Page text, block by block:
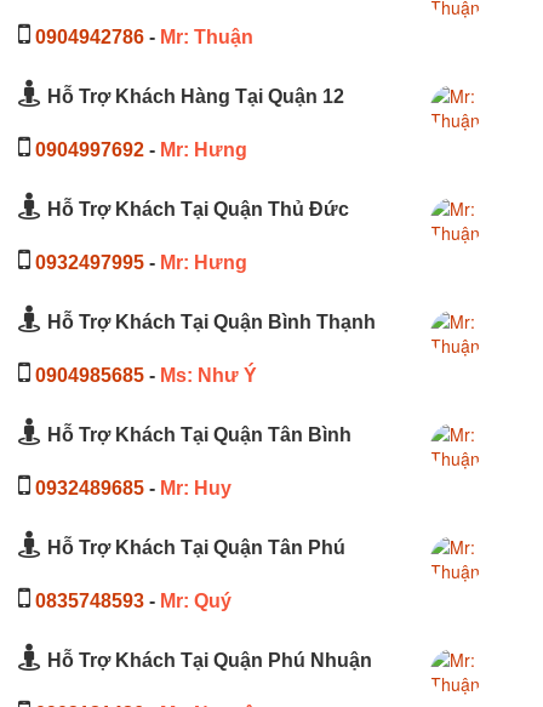
0904942786 - Mr: Thuận
Hỗ Trợ Khách Hàng Tại Quận 12
0904997692 - Mr: Hưng
Hỗ Trợ Khách Tại Quận Thủ Đức
0932497995 - Mr: Hưng
Hỗ Trợ Khách Tại Quận Bình Thạnh
0904985685 - Ms: Như Ý
Hỗ Trợ Khách Tại Quận Tân Bình
0932489685 - Mr: Huy
Hỗ Trợ Khách Tại Quận Tân Phú
0835748593 - Mr: Quý
Hỗ Trợ Khách Tại Quận Phú Nhuận